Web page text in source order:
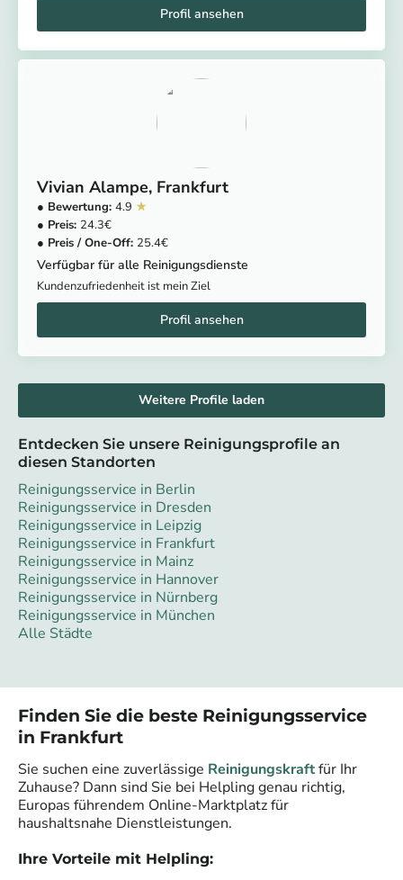
Vivian Alampe Frankfurt
4.9
24.3
25.4
Verfügbar für alle Reinigungsdienste
Kundenzufriedenheit ist mein Ziel
Weitere Profile laden
Entdecken Sie unsere Reinigungsprofile an
diesen Standorten
Reinigungsservice in Berlin
Reinigungsservice in Dresden
Reinigungsservice in Leipzig
Reinigungsservice in Frankfurt
Reinigungsservice in Mainz
Reinigungsservice in Hannover
Reinigungsservice in Nürnberg
Reinigungsservice in München
Alle Städte
Finden Sie die beste Reinigungsservice
in Frankfurt
Sie suchen eine zuverlässige Reinigungskraftfür Ihr
Zuhause? Dann sind Sie bei Helpling genau richtig,
Europas führendem Online-Marktplatz für
haushaltsnahe Dienstleistungen.
Ihre Vorteile mit Helpling: